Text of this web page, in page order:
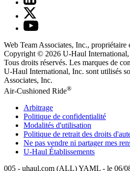
Web Team Associates, Inc., propriétaire
Copyright © 2026 U-Haul
Tous droits réservés. Les marques de
U-Haul International, Inc. sont utilisés
Associates, Inc.
Air-Cushioned Ride®
Arbitrage
Politique de confidentialité
Modalités d'utilisation
Politique de retrait des droits
Ne pas vendre ni partager mes
U-Haul Établissements
005 - uhaul.com (ALL) YAML - le 06/